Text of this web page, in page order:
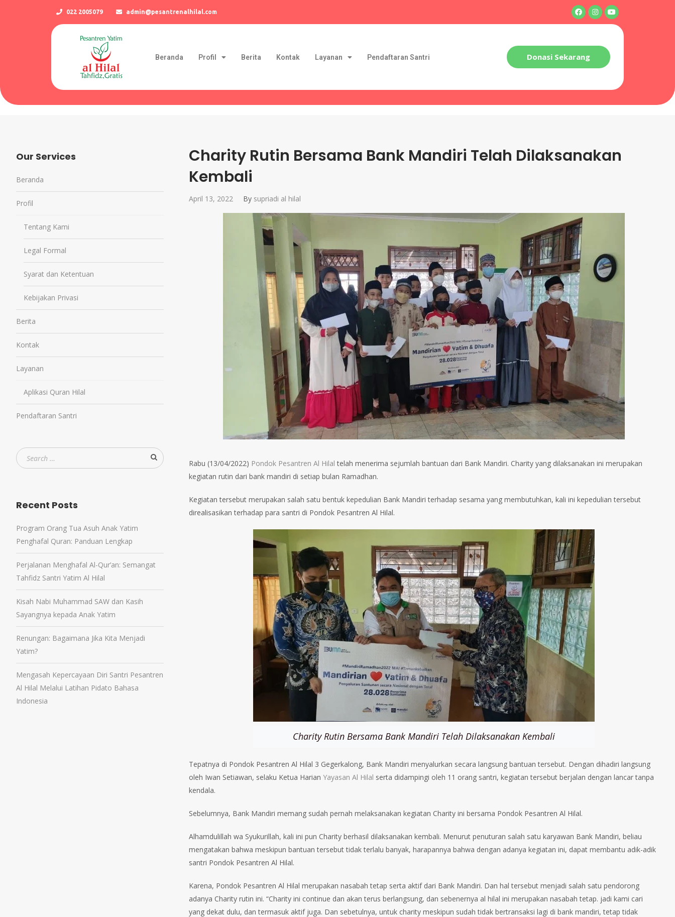
022 2005079 admin@pesantrenalhilal.com
Beranda Profil Berita Kontak Layanan Pendaftaran Santri Donasi Sekarang
Charity Rutin Bersama Bank Mandiri Telah Dilaksanakan
Kembali
April 13, 2022 By supriadi al hilal
Rabu (13/04/2022) Pondok Pesantren Al Hilal telah menerima sejumlah bantuan dari Bank Mandiri. Charity yang dilaksanakan ini merupakan
kegiatan rutin dari bank mandiri di setiap bulan Ramadhan.
Kegiatan tersebut merupakan salah satu bentuk kepedulian Bank Mandiri terhadap sesama yang membutuhkan, kali ini kepedulian tersebut
direalisasikan terhadap para santri di Pondok Pesantren Al Hilal.
Charity Rutin Bersama Bank Mandiri Telah Dilaksanakan Kembali
Tepatnya di Pondok Pesantren Al Hilal 3 Gegerkalong, Bank Mandiri menyalurkan secara langsung bantuan tersebut. Dengan dihadiri langsung
oleh Iwan Setiawan, selaku Ketua HarianYayasan Al Hilal serta didampingi oleh 11 orang santri, kegiatan tersebut berjalan dengan lancar tanpa
kendala.
Sebelumnya, Bank Mandiri memang sudah pernah melaksanakan kegiatan Charity ini bersama Pondok Pesantren Al Hilal.
Alhamdulillah wa Syukurillah, kali ini pun Charity berhasil dilaksanakan kembali. Menurut penuturan salah satu karyawan Bank Mandiri, beliau
mengatakan bahwa meskipun bantuan tersebut tidak terlalu banyak, harapannya bahwa dengan adanya kegiatan ini, dapat membantu adik-adik
santri Pondok Pesantren Al Hilal.
Karena, Pondok Pesantren Al Hilal merupakan nasabah tetap serta aktif dari Bank Mandiri. Dan hal tersebut menjadi salah satu pendorong
adanya Charity rutin ini. “Charity ini continue dan akan terus berlangsung, dan sebenernya al hilal ini merupakan nasabah tetap. jadi kami cari
yang dekat dulu, dan termasuk aktif juga. Dan sebetulnya, untuk charity meskipun sudah tidak bertransaksi lagi di bank mandiri, tetap tidak
Our Services
Beranda
Profil
Tentang Kami
Legal Formal
Syarat dan Ketentuan
Kebijakan Privasi
Berita
Kontak
Layanan
Aplikasi Quran Hilal
Pendaftaran Santri
Recent Posts
Program Orang Tua Asuh Anak Yatim
Penghafal Quran: Panduan Lengkap
Perjalanan Menghafal Al-Qur’an: Semangat
Tahfidz Santri Yatim Al Hilal
Kisah Nabi Muhammad SAW dan Kasih
Sayangnya kepada Anak Yatim
Renungan: Bagaimana Jika Kita Menjadi
Yatim?
Mengasah Kepercayaan Diri Santri Pesantren
Al Hilal Melalui Latihan Pidato Bahasa
Indonesia